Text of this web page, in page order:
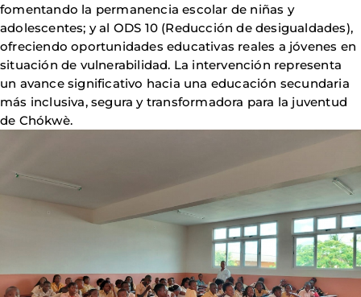
fomentando la permanencia escolar de niñas y
adolescentes; y al ODS 10 (Reducción de desigualdades),
ofreciendo oportunidades educativas reales a jóvenes en
situación de vulnerabilidad. La intervención representa
un avance significativo hacia una educación secundaria
más inclusiva, segura y transformadora para la juventud
de Chókwè.